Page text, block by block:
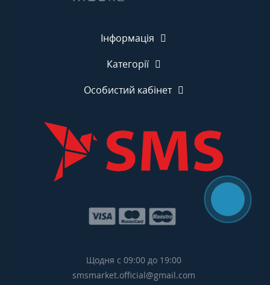
Інформація
Категорії
Особистий кабінет
Щодня с 09:00 до 19:00
smsmarket.official@gmail.com